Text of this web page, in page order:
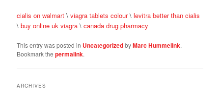
cialis on walmart \viagra tablets colour\levitra better than cialis
\buy online uk viagra \canada drug pharmacy
This entry was posted in UncategorizedbyMarc Hummelink.
Bookmark thepermalink.
ARCHIVES